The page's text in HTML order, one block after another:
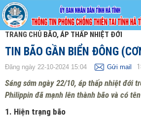
TRANG CHỦ BÃO, ÁP THẤP NHIỆT ĐỚI
TIN BÃO GẦN BIỂN ĐÔNG
Đăng ngày 22-10-2024 15:04 Gửi mail
Sáng sớm ngày 22/10, áp thấp nhiệt đới
Philippin đã mạnh lên thành bão và có
1. Hiện trạng bão